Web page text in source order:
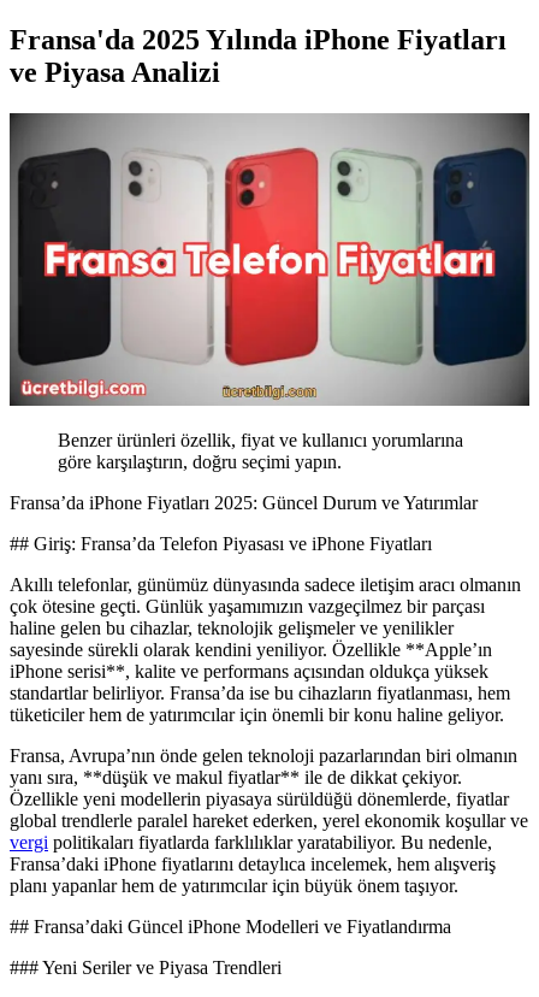
Fransa'da 2025 Yılında iPhone Fiyatları
ve Piyasa Analizi
Benzer ürünleri özellik, fiyat ve kullanıcı yorumlarına
göre karşılaştırın, doğru seçimi yapın.
Fransa’da iPhone Fiyatları 2025: Güncel Durum ve Yatırımlar
## Giriş: Fransa’da Telefon Piyasası ve iPhone Fiyatları
Akıllı telefonlar, günümüz dünyasında sadece iletişim aracı olmanın
çok ötesine geçti. Günlük yaşamımızın vazgeçilmez bir parçası
haline gelen bu cihazlar, teknolojik gelişmeler ve yenilikler
sayesinde sürekli olarak kendini yeniliyor. Özellikle **Apple’ın
iPhone serisi**, kalite ve performans açısından oldukça yüksek
standartlar belirliyor. Fransa’da ise bu cihazların fiyatlanması, hem
tüketiciler hem de yatırımcılar için önemli bir konu haline geliyor.
Fransa, Avrupa’nın önde gelen teknoloji pazarlarından biri olmanın
yanı sıra, **düşük ve makul fiyatlar** ile de dikkat çekiyor.
Özellikle yeni modellerin piyasaya sürüldüğü dönemlerde, fiyatlar
global trendlerle paralel hareket ederken, yerel ekonomik koşullar ve
vergi politikaları fiyatlarda farklılıklar yaratabiliyor. Bu nedenle,
Fransa’daki iPhone fiyatlarını detaylıca incelemek, hem alışveriş
planı yapanlar hem de yatırımcılar için büyük önem taşıyor.
## Fransa’daki Güncel iPhone Modelleri ve Fiyatlandırma
### Yeni Seriler ve Piyasa Trendleri